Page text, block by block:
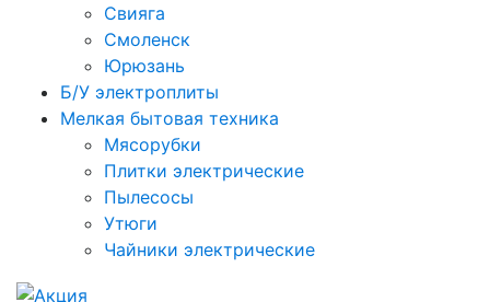
Свияга
Смоленск
Юрюзань
Б/У электроплиты
Мелкая бытовая техника
Мясорубки
Плитки электрические
Пылесосы
Утюги
Чайники электрические